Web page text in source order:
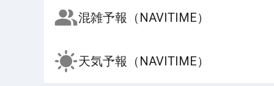
混雑予報（NAVITIME）
天気予報（NAVITIME）